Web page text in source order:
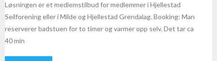
Løsningen er et medlemstilbud for medlemmer i Hjellestad
Seilforening eller i Milde og Hjellestad Grendalag. Booking: Man
reserverer badstuen for to timer og varmer opp selv. Det tar ca
40 min